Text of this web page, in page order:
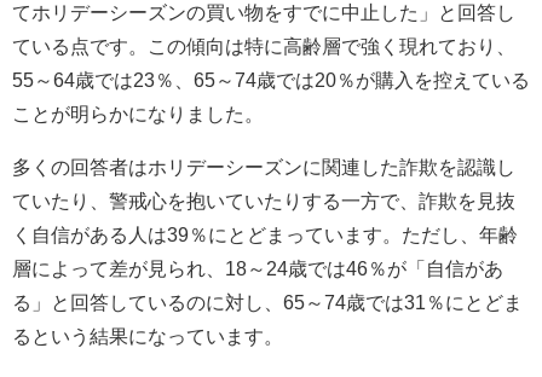
てホリデーシーズンの買い物をすでに中止した」と回答し
ている点です。この傾向は特に高齢層で強く現れており、
55～64歳では23％、65～74歳では20％が購入を控えている
ことが明らかになりました。
多くの回答者はホリデーシーズンに関連した詐欺を認識し
ていたり、警戒心を抱いていたりする一方で、詐欺を見抜
く自信がある人は39％にとどまっています。ただし、年齢
層によって差が見られ、18～24歳では46％が「自信があ
る」と回答しているのに対し、65～74歳では31％にとどま
るという結果になっています。